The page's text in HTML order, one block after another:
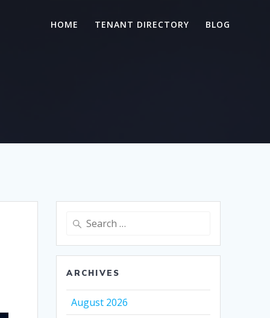
HOME TENANT DIRECTORY BLOG
Search
ARCHIVES
August 2026